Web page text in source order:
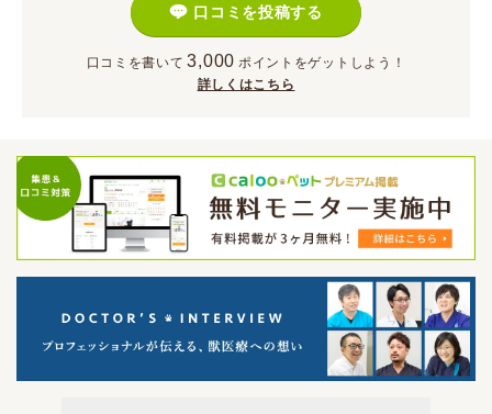
口コミを投稿する
口コミを書いて 3,000 ポイント をゲットしよう！
詳しくはこちら